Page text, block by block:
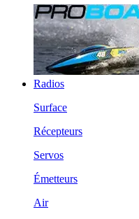
Radios
Surface
Récepteurs
Servos
Émetteurs
Air